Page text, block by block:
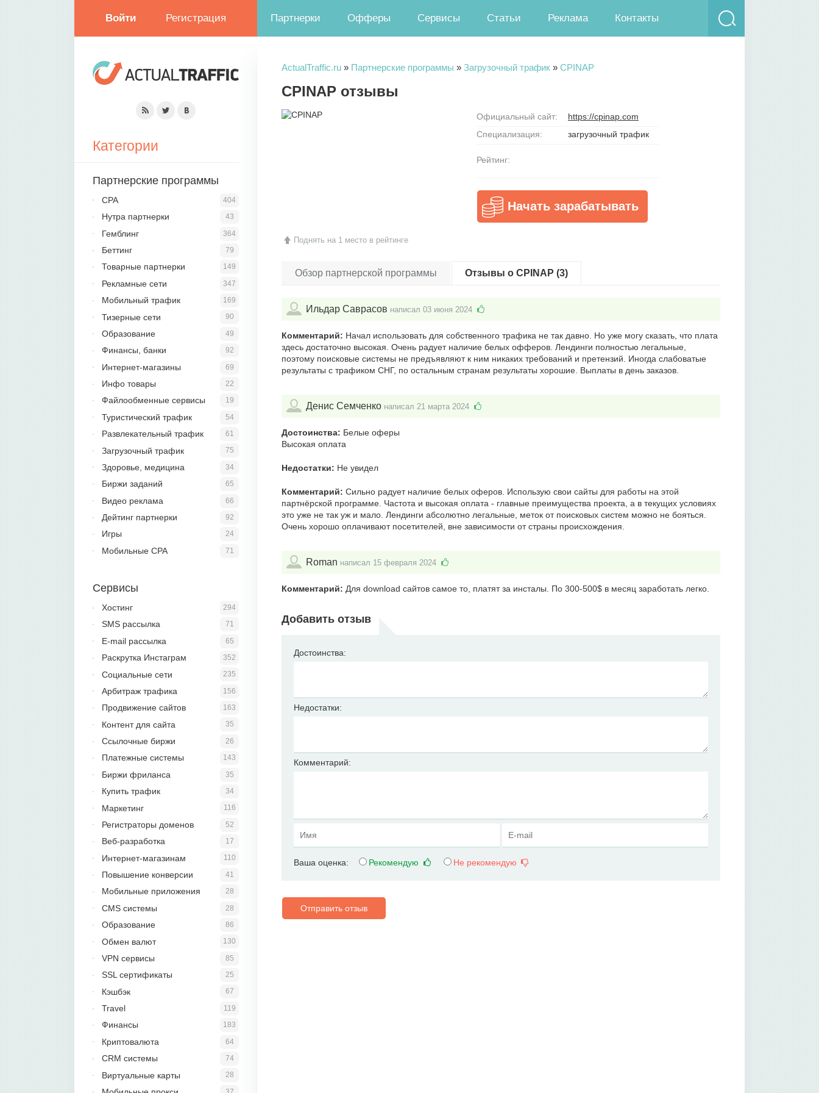
Войти Регистрация Партнерки Офферы Сервисы Статьи Реклама Контакты
ActualTraffic.ru » Партнерские программы » Загрузочный трафик » CPINAP
CPINAP отзывы
Поднять на 1 место в рейтинге
Официальный сайт:
https://cpinap.com
Специализация:
загрузочный трафик
Рейтинг:
Начать зарабатывать
Обзор партнерской программы Отзывы о CPINAP (3)
Ильдар Саврасов написал 03 июня 2024
Комментарий: Начал использовать для собственного трафика не так давно. Но уже могу сказать, что плата
здесь достаточно высокая. Очень радует наличие белых офферов. Лендинги полностью легальные,
поэтому поисковые системы не предъявляют к ним никаких требований и претензий. Иногда слабоватые
результаты с трафиком СНГ, по остальным странам результаты хорошие. Выплаты в день заказов.
Денис Семченко написал 21 марта 2024
Достоинства: Белые оферы
Высокая оплата
Недостатки: Не увидел
Комментарий: Сильно радует наличие белых оферов. Использую свои сайты для работы на этой
партнёрской программе. Частота и высокая оплата - главные преимущества проекта, а в текущих условиях
это уже не так уж и мало. Лендинги абсолютно легальные, меток от поисковых систем можно не бояться.
Очень хорошо оплачивают посетителей, вне зависимости от страны происхождения.
Roman написал 15 февраля 2024
Комментарий: Для download сайтов самое то, платят за инсталы. По 300-500$ в месяц заработать легко.
Добавить отзыв
Достоинства:
Недостатки:
Комментарий:
Ваша оценка: Рекомендую Не рекомендую
Отправить отзыв
Категории
Партнерские программы
404
CPA
43
Нутра партнерки
364
Гемблинг
79
Беттинг
149
Товарные партнерки
347
Рекламные сети
169
Мобильный трафик
90
Тизерные сети
49
Образование
92
Финансы, банки
69
Интернет-магазины
22
Инфо товары
19
Файлообменные сервисы
54
Туристический трафик
61
Развлекательный трафик
75
Загрузочный трафик
34
Здоровье, медицина
65
Биржи заданий
66
Видео реклама
92
Дейтинг партнерки
24
Игры
71
Мобильные CPA
Сервисы
294
Хостинг
71
SMS рассылка
65
E-mail рассылка
352
Раскрутка Инстаграм
235
Социальные сети
156
Арбитраж трафика
163
Продвижение сайтов
35
Контент для сайта
26
Ссылочные биржи
143
Платежные системы
35
Биржи фриланса
34
Купить трафик
116
Маркетинг
52
Регистраторы доменов
17
Веб-разработка
110
Интернет-магазинам
41
Повышение конверсии
28
Мобильные приложения
28
CMS системы
86
Образование
130
Обмен валют
85
VPN сервисы
25
SSL сертификаты
67
Кэшбэк
119
Travel
183
Финансы
64
Криптовалюта
74
CRM системы
28
Виртуальные карты